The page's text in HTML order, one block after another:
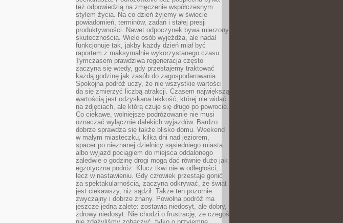
też odpowiedzią na zmęczenie współczesnym
stylem życia. Na co dzień żyjemy w świecie
powiadomień, terminów, zadań i stałej presji
produktywności. Nawet odpoczynek bywa mierzony
skutecznością. Wiele osób wyjeżdża, ale nadal
funkcjonuje tak, jakby każdy dzień miał być
raportem z maksymalnie wykorzystanego czasu.
Tymczasem prawdziwa regeneracja często
zaczyna się wtedy, gdy przestajemy traktować
każdą godzinę jak zasób do zagospodarowania.
Spokojna podróż uczy, że nie wszystkie wartości
da się zmierzyć liczbą atrakcji. Czasem największą
wartością jest odzyskana lekkość, której nie widać
na zdjęciach, ale którą czuje się długo po powrocie.
Co ciekawe, wolniejsze podróżowanie nie musi
oznaczać wyłącznie dalekich wyjazdów. Bardzo
dobrze sprawdza się także blisko domu. Weekend
w małym miasteczku, kilka dni nad jeziorem,
spacer po nieznanej dzielnicy sąsiedniego miasta
albo wyjazd pociągiem do miejsca oddalonego
zaledwie o godzinę drogi mogą dać równie dużo jak
egzotyczna podróż. Klucz tkwi nie w odległości,
lecz w nastawieniu. Gdy człowiek przestaje gonić
za spektakularnością, zaczyna odkrywać, że świat
jest ciekawszy, niż sądził. Także ten pozornie
zwyczajny i dobrze znany. Powolna podróż ma
jeszcze jedną zaletę: zostawia niedosyt, ale dobry,
zdrowy niedosyt. Nie chodzi o frustrację, że czegoś